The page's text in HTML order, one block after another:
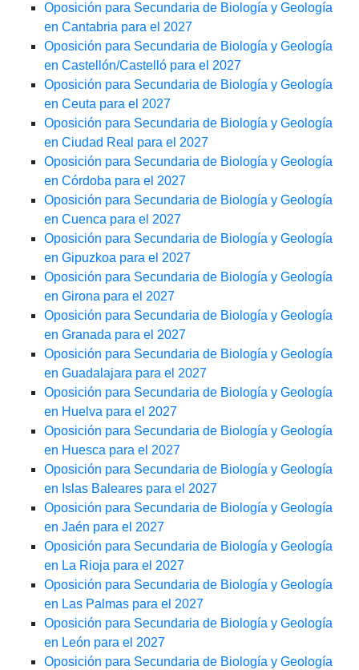
Oposición para Secundaria de Biología y Geología
en Cantabria para el 2027
Oposición para Secundaria de Biología y Geología
en Castellón/Castelló para el 2027
Oposición para Secundaria de Biología y Geología
en Ceuta para el 2027
Oposición para Secundaria de Biología y Geología
en Ciudad Real para el 2027
Oposición para Secundaria de Biología y Geología
en Córdoba para el 2027
Oposición para Secundaria de Biología y Geología
en Cuenca para el 2027
Oposición para Secundaria de Biología y Geología
en Gipuzkoa para el 2027
Oposición para Secundaria de Biología y Geología
en Girona para el 2027
Oposición para Secundaria de Biología y Geología
en Granada para el 2027
Oposición para Secundaria de Biología y Geología
en Guadalajara para el 2027
Oposición para Secundaria de Biología y Geología
en Huelva para el 2027
Oposición para Secundaria de Biología y Geología
en Huesca para el 2027
Oposición para Secundaria de Biología y Geología
en Islas Baleares para el 2027
Oposición para Secundaria de Biología y Geología
en Jaén para el 2027
Oposición para Secundaria de Biología y Geología
en La Rioja para el 2027
Oposición para Secundaria de Biología y Geología
en Las Palmas para el 2027
Oposición para Secundaria de Biología y Geología
en León para el 2027
Oposición para Secundaria de Biología y Geología